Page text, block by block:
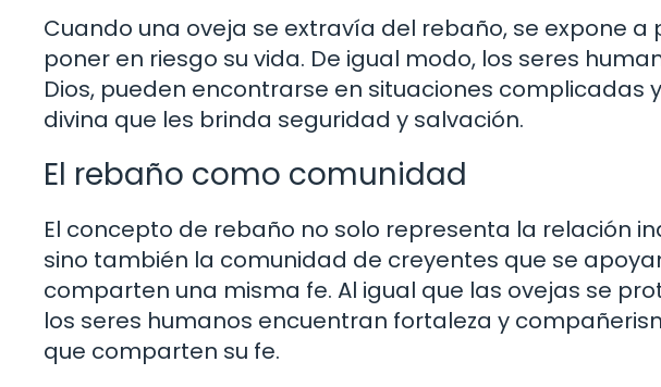
Cuando una oveja se extravía del rebaño, se expone
poner en riesgo su vida. De igual modo, los seres
Dios, pueden encontrarse en situaciones complicadas
divina que les brinda seguridad y salvación.
El rebaño como comunidad
El concepto de rebaño no solo representa la relación
sino también la comunidad de creyentes que se
comparten una misma fe. Al igual que las ovejas se
los seres humanos encuentran fortaleza y
que comparten su fe.